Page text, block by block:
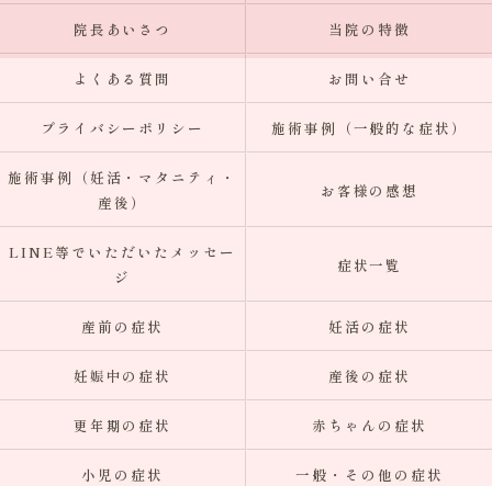
院長あいさつ 当院の特徴
よくある質問 お問い合せ
プライバシーポリシー 施術事例（一般的な症状）
施術事例（妊活・マタニティ・
産後）
お客様の感想
LINE等でいただいたメッセー
ジ
症状一覧
産前の症状 妊活の症状
妊娠中の症状 産後の症状
更年期の症状 赤ちゃんの症状
小児の症状 一般・その他の症状